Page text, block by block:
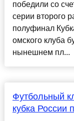
победили со
серии второго
полуфинал
омского клуба
нынешнем пл...
Футбольный
кубка России